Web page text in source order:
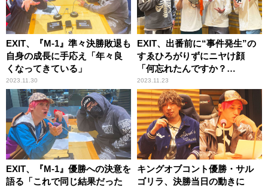
EXIT、『M-1』準々決勝敗退も
自身の成長に手応え「年々良
くなってきている」
2023.11.30
EXIT、出番前に“事件発生”の
すゑひろがりずにニヤけ顔
「何忘れたんですか？
（笑）」
2023.11.23
EXIT、『M-1』優勝への決意を
語る「これで同じ結果だった
キングオブコント優勝・サル
ゴリラ、決勝当日の動きに